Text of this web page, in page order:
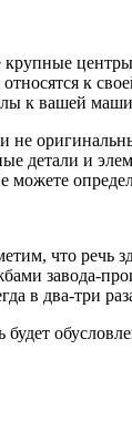
к
к вашей
и
что речь
завода-
в два-три